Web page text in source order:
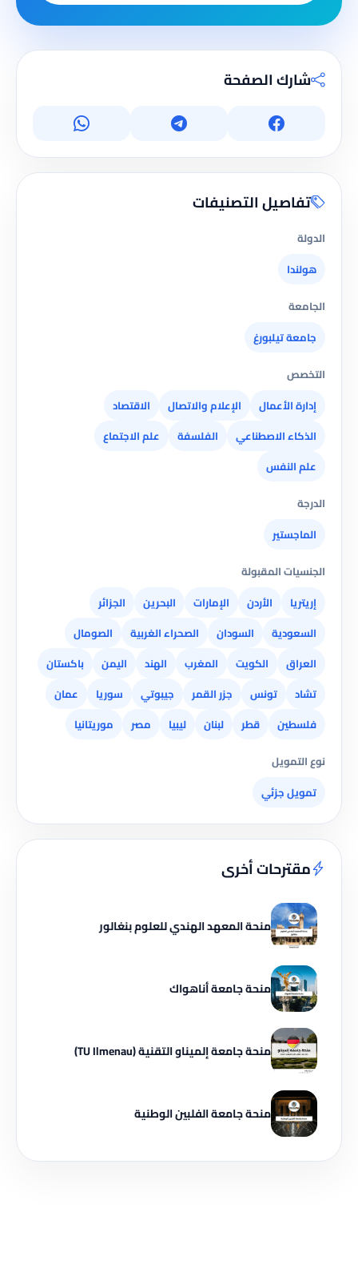
شارك الصفحة
تفاصيل التصنيفات
الدولة
هولندا
الجامعة
جامعة تيلبورغ
التخصص
إدارة الأعمال
الإعلام والاتصال
الاقتصاد
الذكاء الاصطناعي
الفلسفة
علم الاجتماع
علم النفس
الدرجة
الماجستير
الجنسيات المقبولة
إريتريا
الأردن الإمارات البحرين
الجزائر
السعودية
السودان الصحراء الغربية
الصومال
العراق
الكويت المغرب الهند اليمن
باكستان
تشاد
تونس جزر القمر جيبوتي سوريا
عمان
فلسطين
قطر لبنان ليبيا مصر
موريتانيا
نوع التمويل
تمويل جزئي
مقترحات أخرى
منحة المعهد الهندي للعلوم بنغالور
منحة جامعة أناهواك
منحة جامعة إلميناو التقنية (TU Ilmenau)
منحة جامعة الفلبين الوطنية